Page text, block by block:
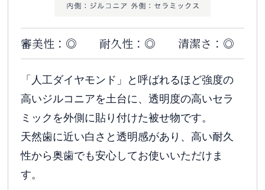
審美性：◎ 耐久性：◎ 清潔さ：◎
「人工ダイヤモンド」と呼ばれるほど強度の
高いジルコニアを土台に、透明度の高いセラ
ミックを外側に貼り付けた被せ物です。
天然歯に近い白さと透明感があり、高い耐久
性から奥歯でも安心してお使いいただけま
す。